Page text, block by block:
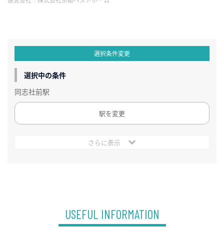
選択条件変更
選択中の条件
同志社前駅
駅を変更
さらに表示
USEFUL INFORMATION